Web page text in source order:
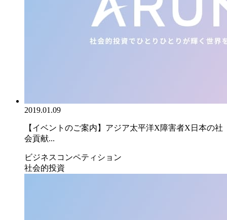
2019.01.09
【イベントのご案内】アジア太平洋X障害者X日本の社
会貢献...
ビジネスコンペティション
社会的投資